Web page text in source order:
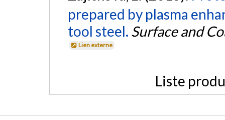
prepared by plasma
tool steel. Surface and
Lien externe
Liste